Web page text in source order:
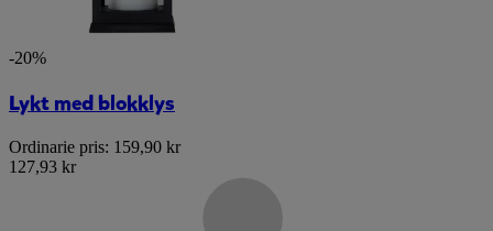
-20%
Lykt med blokklys
Ordinarie pris: 159,90 kr
127,93 kr